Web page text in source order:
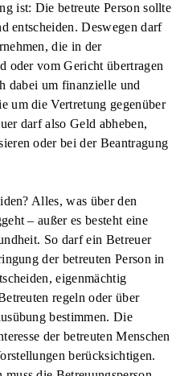
ist: Die betreute Person sollte
entscheiden. Deswegen darf
die in der
oder vom Gericht übertragen
dabei um finanzielle und
um die Vertretung gegenüber
darf also Geld abheben,
oder bei der Beantragung
Alles, was über den
– außer es besteht eine
So darf ein Betreuer
der betreuten Person in
eigenmächtig
regeln oder über
bestimmen. Die
der betreuten Menschen
berücksichtigen.